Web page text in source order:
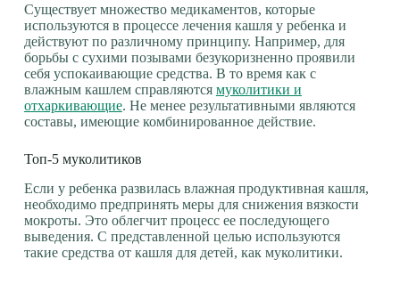
Существует множество медикаментов, которые
используются в процессе лечения кашля у ребенка и
действуют по различному принципу. Например, для
борьбы с сухими позывами безукоризненно проявили
себя успокаивающие средства. В то время как с
влажным кашлем справляются муколитики и
отхаркивающие. Не менее результативными являются
составы, имеющие комбинированное действие.
Топ-5 муколитиков
Если у ребенка развилась влажная продуктивная кашля,
необходимо предпринять меры для снижения вязкости
мокроты. Это облегчит процесс ее последующего
выведения. С представленной целью используются
такие средства от кашля для детей, как муколитики.